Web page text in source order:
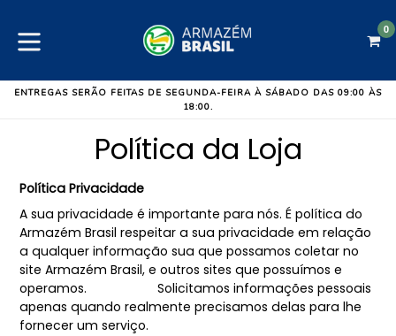
0
ENTREGAS SERÃO FEITAS DE SEGUNDA-FEIRA À SÁBADO DAS 09:00 ÀS
18:00.
Política da Loja
Política Privacidade
A sua privacidade é importante para nós. É política do
Armazém Brasil respeitar a sua privacidade em relação
a qualquer informação sua que possamos coletar no
site Armazém Brasil, e outros sites que possuímos e
operamos. Solicitamos informações pessoais
apenas quando realmente precisamos delas para lhe
fornecer um serviço.